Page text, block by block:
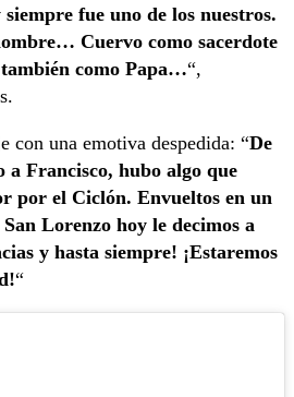
fue uno de los nuestros.
Cuervo como sacerdote
como Papa…“,
con una emotiva despedida: “De
Francisco, hubo algo que
por el Ciclón. Envueltos en un
Lorenzo hoy le decimos a
y hasta siempre! ¡Estaremos
“